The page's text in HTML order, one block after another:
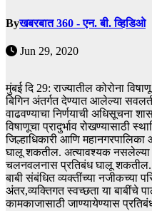
Byखबरबात 360 - एन. बी. व्हिडिओ
Jun 29, 2020
मुंबई दि 29: राज्यातील कोरोना
बिगिन अंतर्गत देण्यात आलेल्या
वाढवण्याचा निर्णयाची अधिसूचना
विषाणूचा प्रादुर्भाव रोखण्यासाठी
जिल्हाधिकारी आणि
घालू शकतील. अत्यावश्यक नसलेल्या
चलनवलनास प्रतिबंध घालू शकतील.
बाबी संबंधित व्यक्तींच्या नजीकच्या
अंतर,व्यक्तिगत स्वच्छता या बाबींचे
कामकाजासाठी जाण्यायेण्यास